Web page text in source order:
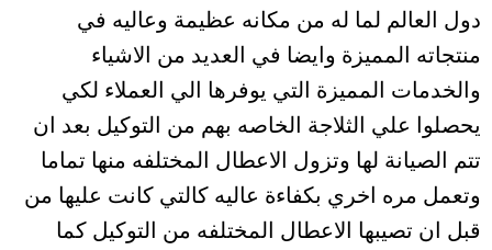
دول العالم لما له من مكانه عظيمة وعاليه في
منتجاته المميزة وايضا في العديد من الاشياء
والخدمات المميزة التي يوفرها الي العملاء لكي
يحصلوا علي الثلاجة الخاصه بهم من التوكيل بعد ان
تتم الصيانة لها وتزول الاعطال المختلفه منها تماما
وتعمل مره اخري بكفاءة عاليه كالتي كانت عليها من
قبل ان تصيبها الاعطال المختلفه من التوكيل كما